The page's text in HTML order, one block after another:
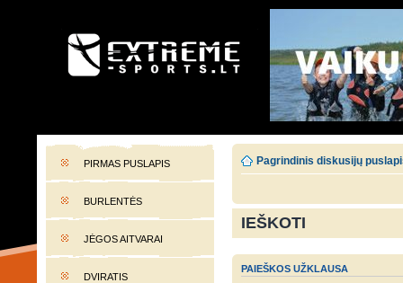
EXTREME-SPORTS.LT
PIRMAS PUSLAPIS
BURLENTĖS
JĖGOS AITVARAI
DVIRATIS
Pagrindinis diskusijų
IEŠKOTI
PAIEŠKOS UŽKLAUSA